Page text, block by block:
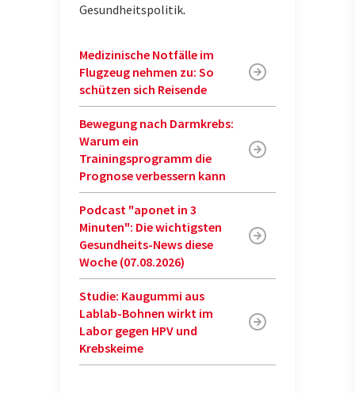
Gesundheitspolitik.
Medizinische Notfälle im
Flugzeug nehmen zu: So
schützen sich Reisende
Bewegung nach Darmkrebs:
Warum ein
Trainingsprogramm die
Prognose verbessern kann
Podcast "aponet in 3
Minuten": Die wichtigsten
Gesundheits-News diese
Woche (07.08.2026)
Studie: Kaugummi aus
Lablab-Bohnen wirkt im
Labor gegen HPV und
Krebskeime